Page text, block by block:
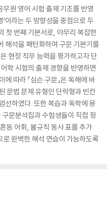
무원 영어 시험 출제 기조를 반영
’이라는 두 방향성을 중점으로 두
의 첫 번째 기본서로, 아무리 복잡한
해석을 패턴화하여 구문 기본기를
현장 직무 능력을 평가하고자 단
학 시험의 출제 경향을 반영하면
따라 『심슨 구문』은 독해에 바
문법 문제 유형인 단락형과 빈칸
선하였다. 또한 복습과 독학에 용
문분석집과 수험생들이 직접 정
동 어휘, 불규칙 동사 표를 추가
로 완벽한 해석 연습이 가능하도록